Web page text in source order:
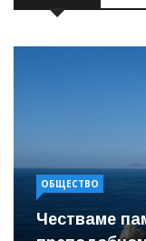
ОБЩЕСТВО
Честваме